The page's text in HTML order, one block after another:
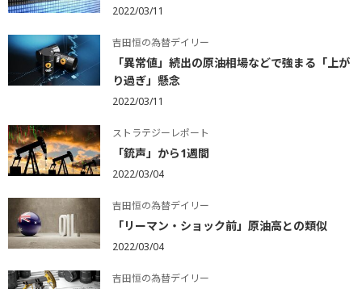
2022/03/11
吉田恒の為替デイリー
「異常値」続出の原油相場などで強まる「上が
り過ぎ」懸念
2022/03/11
ストラテジーレポート
「銃声」から1週間
2022/03/04
吉田恒の為替デイリー
「リーマン・ショック前」原油高との類似
2022/03/04
吉田恒の為替デイリー